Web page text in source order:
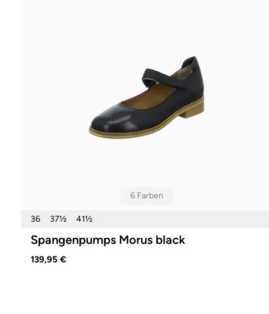
6 Farben
36 37½ 41½
Spangenpumps Morus black
139,95 €